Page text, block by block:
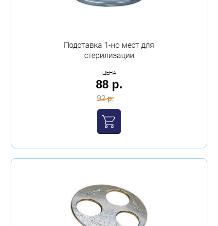
Подставка 1-но мест для
стерилизации
ЦЕНА
88 р.
92 р.